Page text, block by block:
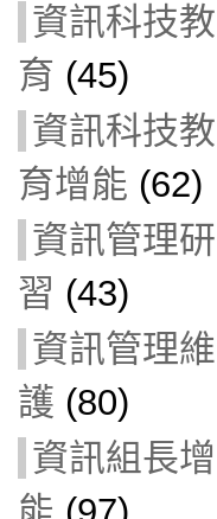
資訊科技教
育 (45)
資訊科技教
育增能 (62)
資訊管理研
習 (43)
資訊管理維
護 (80)
資訊組長增